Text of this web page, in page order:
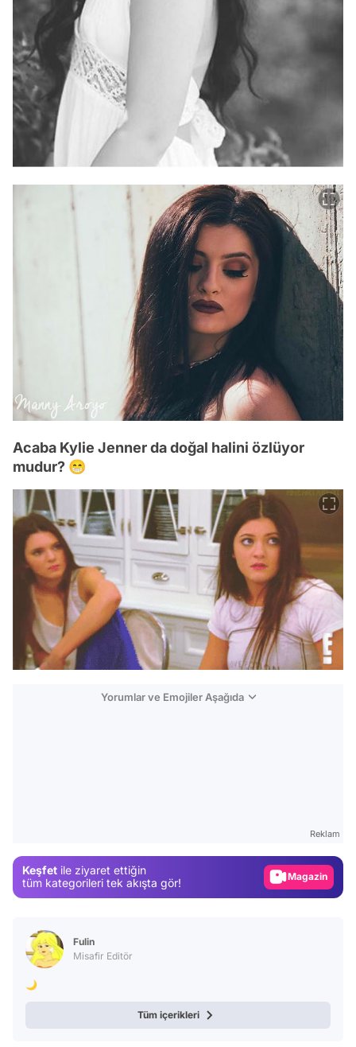
Acaba Kylie Jenner da doğal halini özlüyor
mudur? 😁
Yorumlar ve Emojiler Aşağıda
Reklam
Keşfet ile ziyaret ettiğin
tüm kategorileri tek akışta gör!
Video
Fulin
Misafir Editör
🌙
Tüm içerikleri